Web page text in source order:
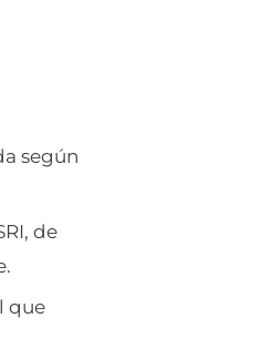
según
de
que